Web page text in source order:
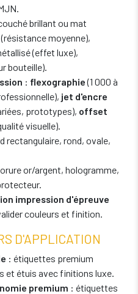
brillant ou mat
moyenne),
(effet luxe),
bouteille).
: flexographie(1 000 à
jet d'encre
prototypes), offset
visuelle).
rectangulaire, rond, ovale,
or/argent, hologramme,
impression d'épreuve
couleurs et finition.
D'APPLICATION
: étiquettes premium
étuis avec finitions luxe.
premium : étiquettes